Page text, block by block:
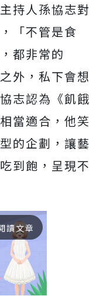
主持人孫協志對
「不管是食
都非常的
外， 私下會想
志認為《飢餓
當適合， 他笑
的企劃，讓藝
到飽，呈現不
讀文章